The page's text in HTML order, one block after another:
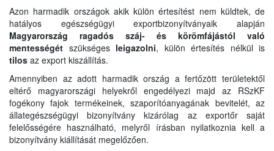
Azon harmadik országok akik külön értesítést nem küldtek, de
hatályos egészségügyi exportbizonyítványaik alapján
Magyarország ragadós száj- és körömfájástól való
mentességét szükségesleigazolni, külön értesítés nélkül is
tilos az export kiszállítás.
Amennyiben az adott harmadik ország a fertőzött területektől
eltérő magyarországi helyekről engedélyezi majd az RSzKF
fogékony fajok termékeinek, szaporítóanyagának bevitelét, az
állategészségügyi bizonyítvány kizárólag az exportőr saját
felelősségére használható, melyről írásban nyilatkoznia kell a
bizonyítvány kiállítását megelőzően.